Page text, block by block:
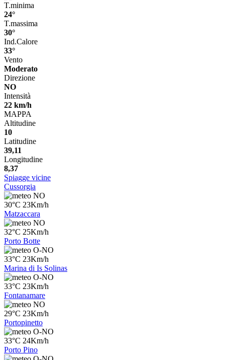
T.minima
24°
T.massima
30°
Ind.Calore
33°
Vento
Moderato
Direzione
NO
Intensità
22 km/h
MAPPA
Altitudine
10
Latitudine
39,11
Longitudine
8,37
Spiagge vicine
Cussorgia
NO
30°C 23Km/h
Matzaccara
NO
32°C 25Km/h
Porto Botte
O-NO
33°C 23Km/h
Marina di Is Solinas
O-NO
33°C 23Km/h
Fontanamare
NO
29°C 23Km/h
Portopinetto
O-NO
33°C 24Km/h
Porto Pino